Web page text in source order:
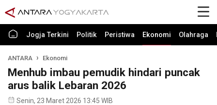
Jogja Terkini Politik Peristiwa Ekonomi Olahraga
ANTARA Ekonomi
Menhub imbau pemudik hindari puncak
arus balik Lebaran 2026
Senin, 23 Maret 2026 13:45 WIB